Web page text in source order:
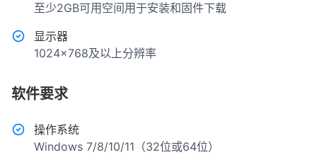
至少2GB可用空间用于安装和固件下载
显示器
1024x768及以上分辨率
软件要求
操作系统
Windows 7/8/10/11（32位或64位）